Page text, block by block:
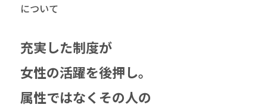
について
充実した制度が
女性の活躍を後押し。
属性ではなくその人の